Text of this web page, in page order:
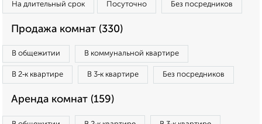
На длительный срок Посуточно Без посредников
Продажа комнат (330)
В общежитии В коммунальной квартире
В 2‑к квартире В 3‑к квартире Без посредников
Аренда комнат (159)